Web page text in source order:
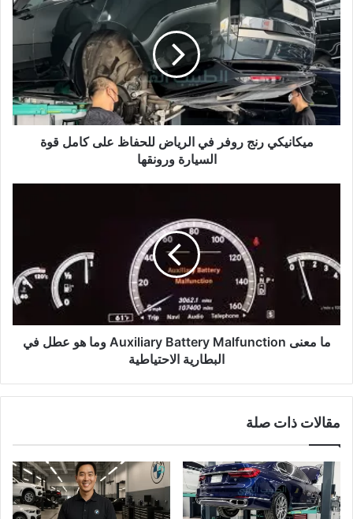
رنج
روفر
في
الرياض
للحفاظ
على
كامل
قوة
السيارةميكانيكي رنج روفر في الرياض للحفاظ على كامل قوة
السيارة ورونقها
هو
في
البطارية
الاحتياطية
ما معنى Auxiliary Battery Malfunction وما هو عطل في
البطارية الاحتياطية
مقالات ذات صلة